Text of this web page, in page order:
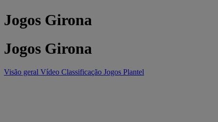
Jogos Girona
Jogos Girona
Visão geral Vídeo Classificação Jogos Plantel